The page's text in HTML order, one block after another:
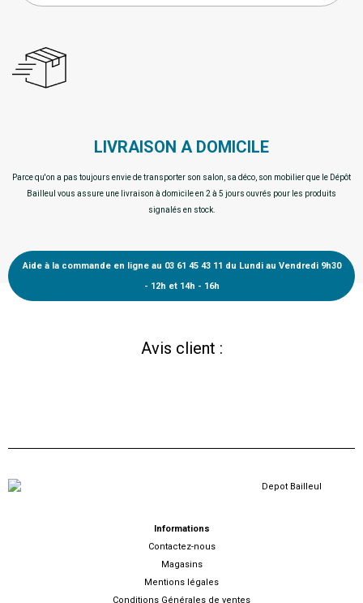
LIVRAISON A DOMICILE
Parce qu'on a pas toujours envie de transporter son salon, sa déco, son mobilier que le Dépôt
Bailleul vous assure une livraison à domicile en 2 à 5 jours ouvrés pour les produits
signalés en stock.
Aide à la commande en ligne au 03 61 45 43 11 du Lundi au Vendredi 9h30
- 12h et 14h - 16h
Avis client :
Informations
Contactez-nous
Magasins
Mentions légales
Conditions Générales de ventes